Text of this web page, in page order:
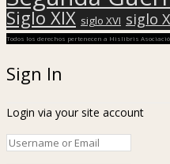
Siglo XIX siglo XVI siglo
Todos los derechos pertenecen a Hislibris
Sign In
Login via your site account